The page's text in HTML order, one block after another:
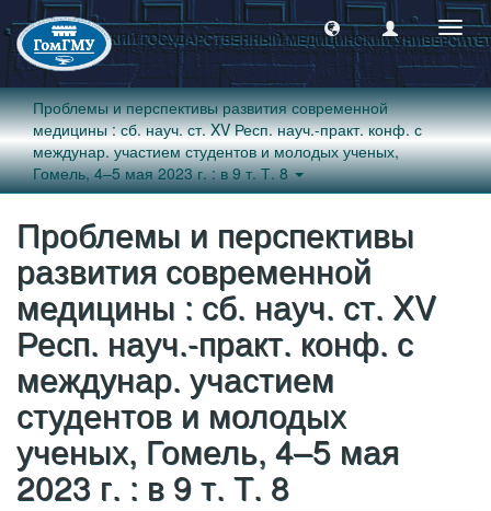
Проблемы и перспективы развития современной
медицины : сб. науч. ст. XV Респ. науч.-практ. конф. с
междунар. участием студентов и молодых ученых,
Гомель, 4–5 мая 2023 г. : в 9 т. Т. 8
Проблемы и перспективы
развития современной
медицины : сб. науч. ст. XV
Респ. науч.-практ. конф. с
междунар. участием
студентов и молодых
ученых, Гомель, 4–5 мая
2023 г. : в 9 т. Т. 8